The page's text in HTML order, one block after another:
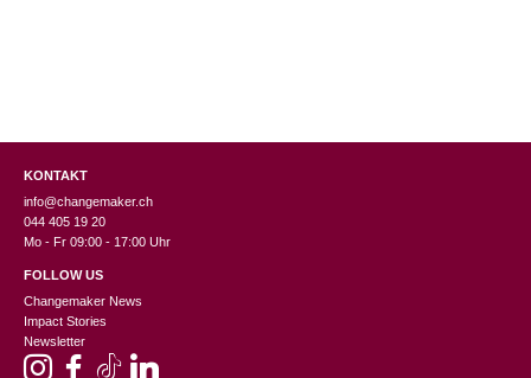
KONTAKT
info@changemaker.ch
044 405 19 20
Mo - Fr 09:00 - 17:00 Uhr
FOLLOW US
Changemaker News
Impact Stories
Newsletter